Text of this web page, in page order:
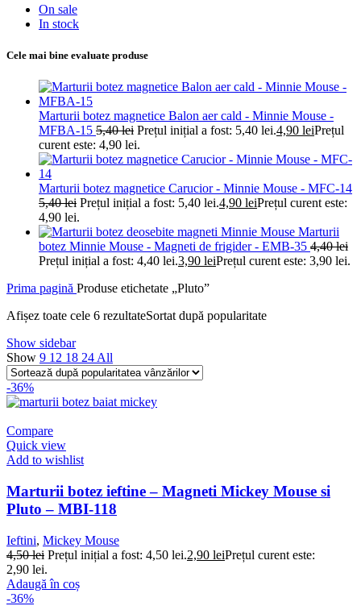
On sale
In stock
Cele mai bine evaluate produse
Marturii botez magnetice Balon aer cald - Minnie Mouse -
MFBA-15 5,40lei Prețul inițial a fost: 5,40 lei.4,90 leiPrețul
curent este: 4,90 lei.
Marturii botez magnetice Carucior - Minnie Mouse - MFC-14
5,40lei Prețul inițial a fost: 5,40 lei.4,90 leiPrețul curent este:
4,90 lei.
Marturii
botez Minnie Mouse - Magneti de frigider - EMB-35 4,40lei
Prețul inițial a fost: 4,40 lei.3,90 leiPrețul curent este: 3,90 lei.
Prima pagină Produse etichetate „Pluto”
Afișez toate cele 6 rezultateSortat după popularitate
Show sidebar
Show 9 12 18 24 All
-36%
Compare
Quick view
Add to wishlist
Marturii botez ieftine – Magneti Mickey Mouse si
Pluto – MBI-118
Ieftini, Mickey Mouse
4,50lei Prețul inițial a fost: 4,50 lei.2,90 leiPrețul curent este:
2,90 lei.
Adaugă în coș
-36%